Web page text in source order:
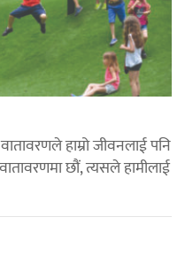
हाम्रो जीवनलाई पनि
छौं, त्यसले हामीलाई